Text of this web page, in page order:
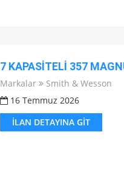
7 KAPASİTELİ 357
Markalar Smith & Wesson
16 Temmuz 2026
İLAN DETAYINA GIT